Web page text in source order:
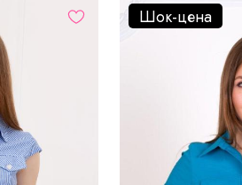
Шок-цена